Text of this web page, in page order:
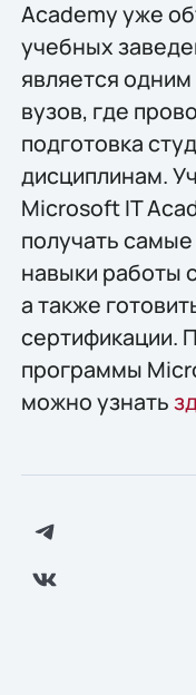
Academy уже
учебных
является
вузов, где
подготовка
дисциплинам.
Microsoft IT
получать
навыки работы
а также
сертификации.
программы
можно узнать